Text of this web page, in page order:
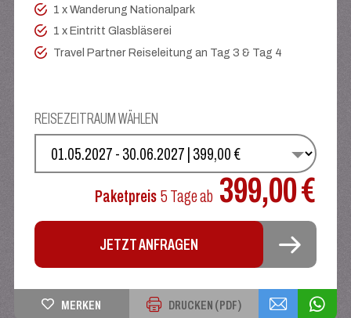
1 x Wanderung Nationalpark
1 x Eintritt Glasbläserei
Travel Partner Reiseleitung an Tag 3 & Tag 4
REISEZEITRAUM WÄHLEN
WÄHLEN SIE IHREN TERMIN
Paketpreis5 Tageab 399,00 €
JETZT ANFRAGEN
MERKEN DRUCKEN (PDF)